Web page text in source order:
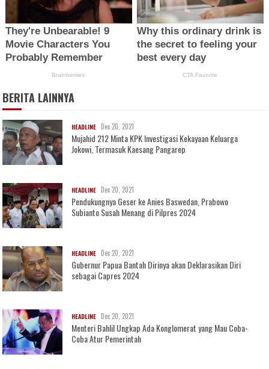
BERITA LAINNYA
HEADLINE Dec 20, 2021
Mujahid 212 Minta KPK Investigasi Kekayaan Keluarga
Jokowi, Termasuk Kaesang Pangarep
HEADLINE Dec 20, 2021
Pendukungnya Geser ke Anies Baswedan, Prabowo
Subianto Susah Menang di Pilpres 2024
HEADLINE Dec 20, 2021
Gubernur Papua Bantah Dirinya akan Deklarasikan Diri
sebagai Capres 2024
HEADLINE Dec 20, 2021
Menteri Bahlil Ungkap Ada Konglomerat yang Mau Coba-
Coba Atur Pemerintah